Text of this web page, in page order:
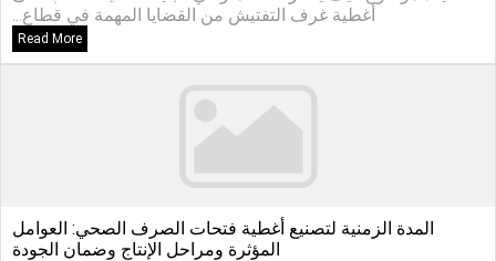
أغطية غرف التفتيش من القضايا المهمة في قطاع...
Read More
المدة الزمنية لتصنيع أغطية فتحات الصرف الصحي: العوامل
المؤثرة ومراحل الإنتاج وضمان الجودة